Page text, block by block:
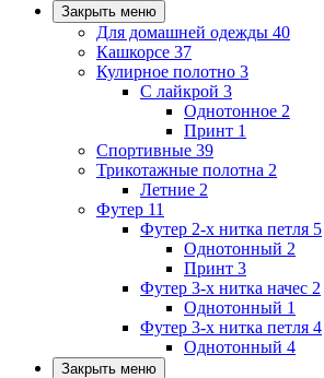
Закрыть меню
Для домашней одежды 40
Кашкорсе 37
Кулирное полотно 3
С лайкрой 3
Однотонное 2
Принт 1
Спортивные 39
Трикотажные полотна 2
Летние 2
Футер 11
Футер 2-х нитка петля 5
Однотонный 2
Принт 3
Футер 3-х нитка начес 2
Однотонный 1
Футер 3-х нитка петля 4
Однотонный 4
Закрыть меню